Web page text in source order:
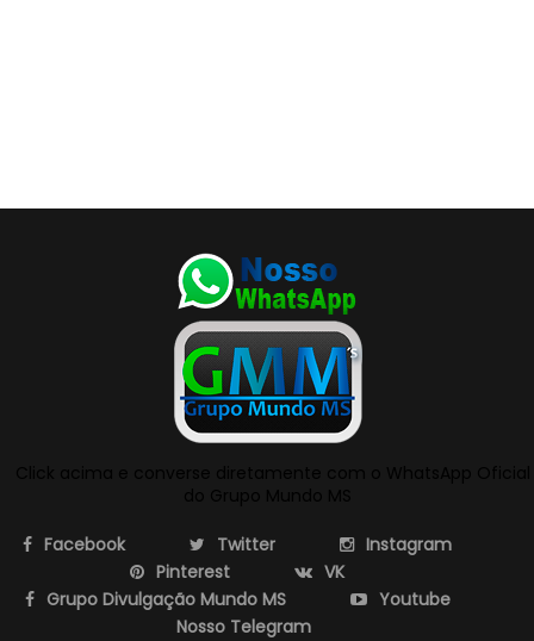
Facebook Twitter
Instagram
Pinterest
VK
Grupo Divulgação Mundo MS
Youtube
Nosso Telegram